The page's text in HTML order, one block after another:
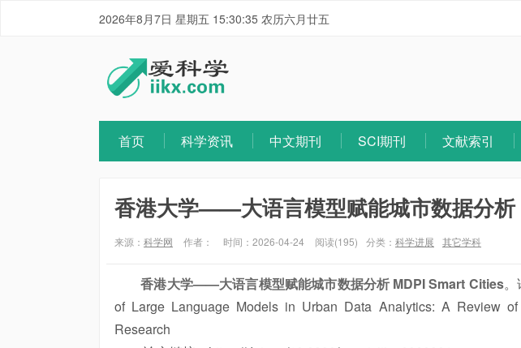
2026年8月7日 星期五 15:30:36 农历六月廿五
首页 科学资讯 中文期刊 SCI期刊 文献索引
香港大学——大语言模型赋能城市数据分
来源： 科学网 作者： 时间：2026-04-24 阅读(195) 分类： 科学进展 其它学科
香港大学——大语言模型赋能城市数据分析 MDPI Smart Cities。
of Large Language Models in Urban Data Analytics: A Review
Research